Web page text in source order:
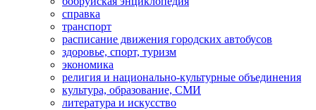
справка
транспорт
расписание движения городских автобусов
здоровье, спорт, туризм
экономика
религия и национально-культурные объединения
культура, образование, СМИ
литература и искусство